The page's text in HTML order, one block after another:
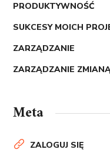
PRODUKTYWNOŚĆ
SUKCESY MOICH
ZARZĄDZANIE
ZARZĄDZANIE
Meta
ZALOGUJ SIĘ